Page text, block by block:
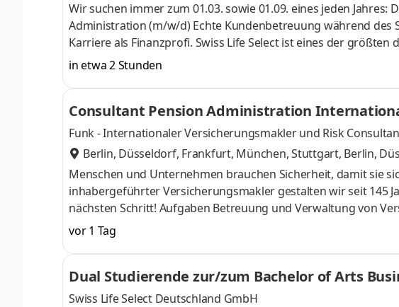
Wir suchen immer zum 01.03. sowie 01.09. eines jeden Jahres: Dual Studierende zur/zum Bachelor of Arts Business
Administration (m/w/d) Echte Kundenbetreuung während des Studiums. Dein direkter Weg in eine erfolgreiche
Karriere als Finanzprofi. Swiss Life Select ist eines der größten deutschen Finanzberatungsunternehmen und Teil der
Swiss Life-Gruppe, einem führenden Anbieter von
mit Zuversicht in ihre Zukunft blicken können.
in etwa 2 Stunden
Consultant Pension Administration
Funk - Internationaler Versicherungsmakler und Risk
Berlin, Düsseldorf, Frankfurt, München, Stuttgart, Berlin,
Menschen und Unternehmen brauchen Sicherheit, damit sie
inhabergeführter Versicherungsmakler gestalten wir seit 145
nächsten Schritt! Aufgaben Betreuung und Verwaltung von
wichtige umfassende Betreuung und Verwaltung der
betrieblichen Altersversorgung Bestandsführung und
Erfassung von Bestandsänderungen im
Dokumentation sowie die Erstellung von Leistungsausweisen
vor 1 Tag
Dual Studierende zur/zum Bachelor of Arts
Swiss Life Select Deutschland GmbH